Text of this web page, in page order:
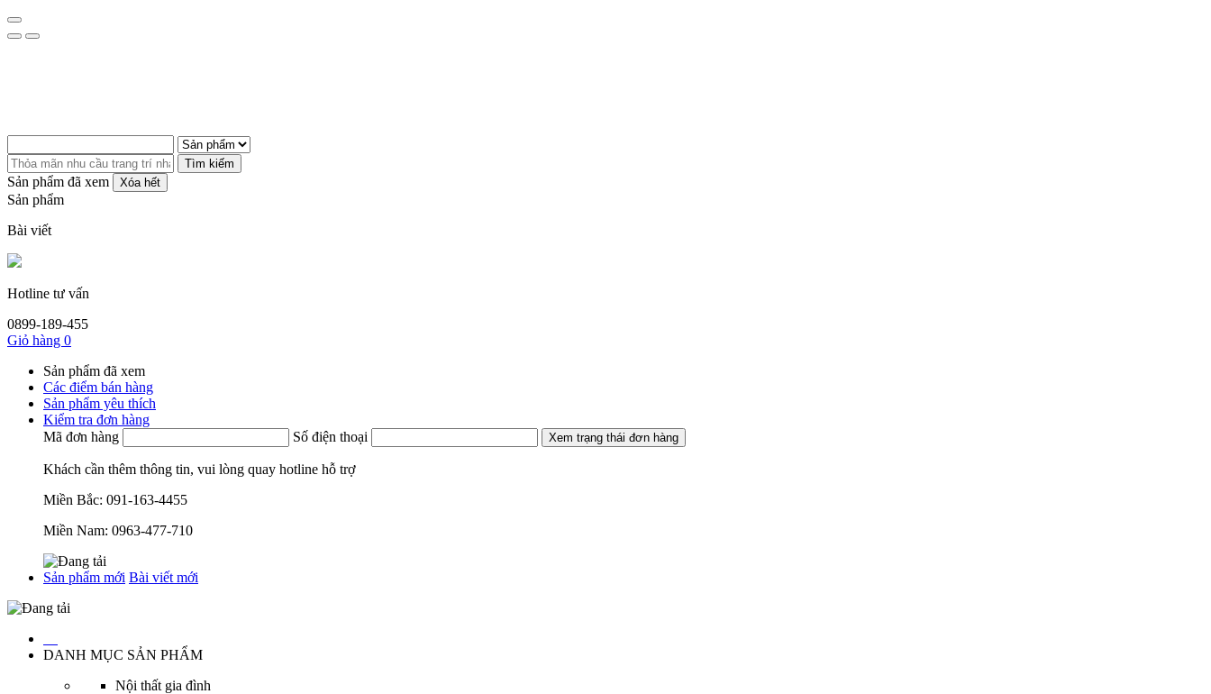
Tìm kiếm
Sản phẩm đã xem Xóa hết
Sản phẩm
Bài viết
Hotline tư vấn
0899-189-455
Giỏ hàng 0
Sản phẩm đã xem
Các điểm bán hàng
Sản phẩm yêu thích
Kiểm tra đơn hàng
Mã đơn hàng
Số điện thoại Xem trạng thái đơn hàng
Khách cần thêm thông tin, vui lòng quay hotline hỗ trợ
Miền Bắc: 091-163-4455
Miền Nam: 0963-477-710
Sản phẩm mới Bài viết mới
DANH MỤC SẢN PHẨM
Nội thất gia đình